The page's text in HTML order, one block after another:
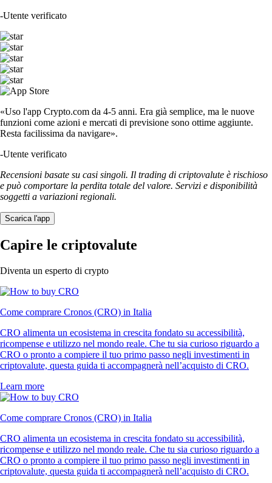
-Utente verificato
«Uso l'app Crypto.com da 4-5 anni. Era già semplice, ma le nuove
funzioni come azioni e mercati di previsione sono ottime aggiunte.
Resta facilissima da navigare».
-Utente verificato
Recensioni basate su casi singoli. Il trading di criptovalute è rischioso
e può comportare la perdita totale del valore. Servizi e disponibilità
soggetti a variazioni regionali.
Scarica l'app
Capire le criptovalute
Diventa un esperto di crypto
Come comprare Cronos (CRO) in Italia
CRO alimenta un ecosistema in crescita fondato su accessibilità,
ricompense e utilizzo nel mondo reale. Che tu sia curioso riguardo a
CRO o pronto a compiere il tuo primo passo negli investimenti in
criptovalute, questa guida ti accompagnerà nell’acquisto di CRO.
Learn more
Come comprare Cronos (CRO) in Italia
CRO alimenta un ecosistema in crescita fondato su accessibilità,
ricompense e utilizzo nel mondo reale. Che tu sia curioso riguardo a
CRO o pronto a compiere il tuo primo passo negli investimenti in
criptovalute, questa guida ti accompagnerà nell’acquisto di CRO.